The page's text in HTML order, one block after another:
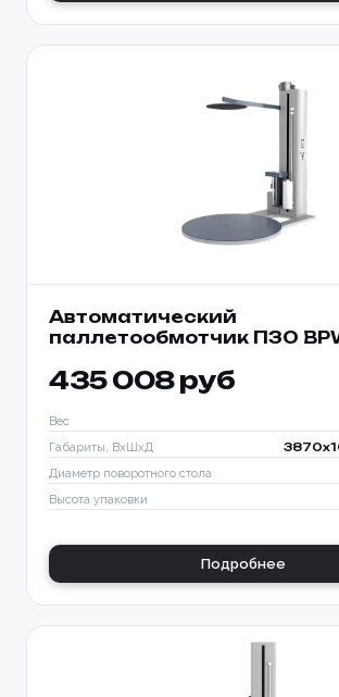
Автоматический
паллетообмотчик ПЗО
435 008 руб
Вес
Габариты, ВхШхД
Диаметр поворотного стола
Высота упаковки
Подробнее